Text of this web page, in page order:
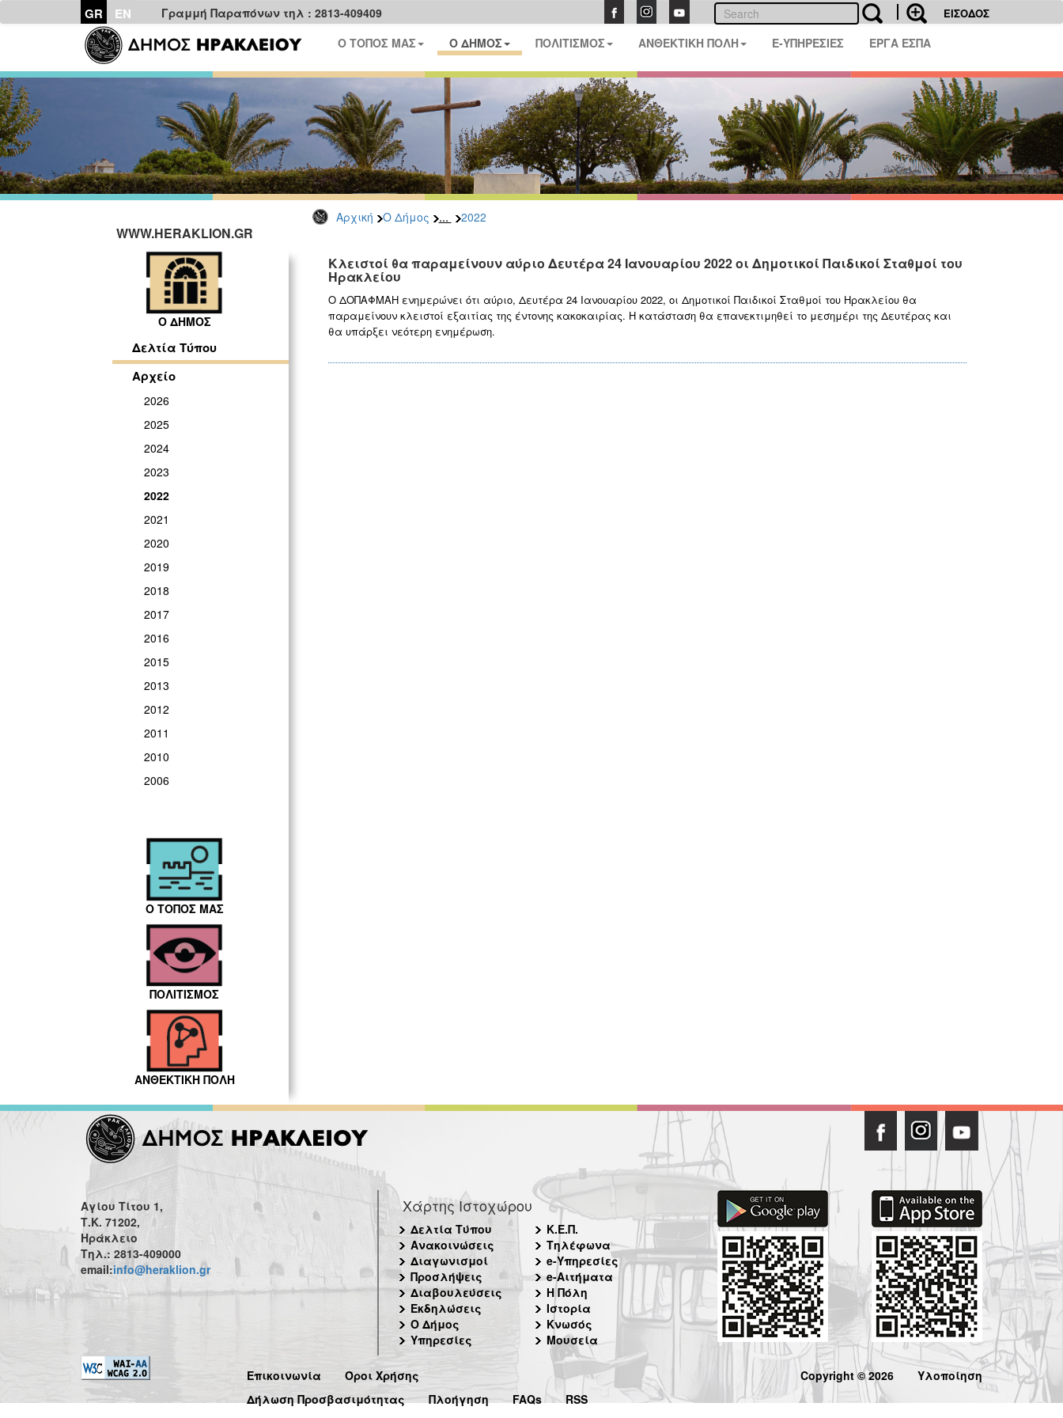
GR EN Γραμμή Παραπόνων τηλ : 2813-409409 ΕΙΣΟΔΟΣ
Ο ΤΟΠΟΣ ΜΑΣ Ο ΔΗΜΟΣ ΠΟΛΙΤΙΣΜΟΣ ΑΝΘΕΚΤΙΚΗ ΠΟΛΗ E-ΥΠΗΡΕΣΙΕΣ ΕΡΓΑ ΕΣΠΑ
Αρχική Ο Δήμος ... 2022
WWW.HERAKLION.GR
Ο ΔΗΜΟΣ
Δελτία Τύπου
Αρχείο
2026
2025
2024
2023
2022
2021
2020
2019
2018
2017
2016
2015
2013
2012
2011
2010
2006
Ο ΤΟΠΟΣ ΜΑΣ
ΠΟΛΙΤΙΣΜΟΣ
ΑΝΘΕΚΤΙΚΗ ΠΟΛΗ
Κλειστοί θα παραμείνουν αύριο Δευτέρα 24 Ιανουαρίου 2022 οι Δημοτικοί Παιδικοί Σταθμοί του
Ηρακλείου
Ο ΔΟΠΑΦΜΑΗ ενημερώνει ότι αύριο, Δευτέρα 24 Ιανουαρίου 2022, οι Δημοτικοί Παιδικοί Σταθμοί του Ηρακλείου θα
παραμείνουν κλειστoί εξαιτίας της έντονης κακοκαιρίας. Η κατάσταση θα επανεκτιμηθεί το μεσημέρι της Δευτέρας και
θα υπάρξει νεότερη ενημέρωση.
Αγίου Τίτου 1,
Τ.Κ. 71202,
Ηράκλειο
Τηλ.: 2813-409000
email:info@heraklion.gr
Χάρτης Ιστοχώρου
Δελτία Τύπου
Ανακοινώσεις
Διαγωνισμοί
Προσλήψεις
Διαβουλεύσεις
Εκδηλώσεις
Ο Δήμος
Υπηρεσίες
Κ.Ε.Π.
Τηλέφωνα
e-Υπηρεσίες
e-Αιτήματα
Η Πόλη
Ιστορία
Κνωσός
Μουσεία
Επικοινωνία
Όροι Χρήσης
Δήλωση Προσβασιμότητας
Πλοήγηση FAQs RSS
Copyright © 2026 Υλοποίηση